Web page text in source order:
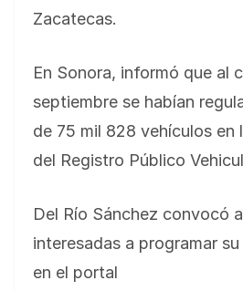
Zacatecas.
En Sonora, informó que al
septiembre se habían
de 75 mil 828 vehículos en
del Registro Público
Del Río Sánchez convocó
interesadas a programar
en el portal